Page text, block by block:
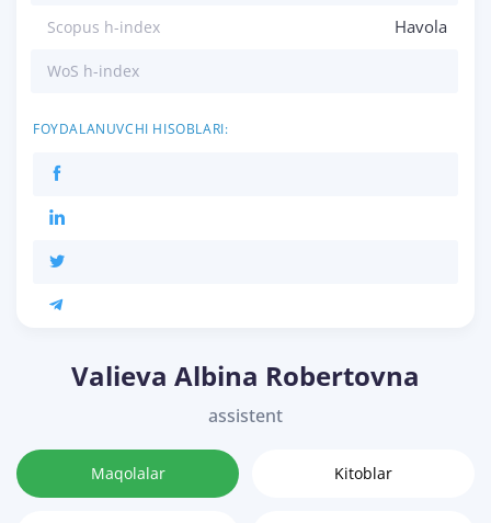
Scopus h-index Havola
WoS h-index
FOYDALANUVCHI HISOBLARI:
Valieva Albina Robertovna
assistent
Maqolalar Kitoblar